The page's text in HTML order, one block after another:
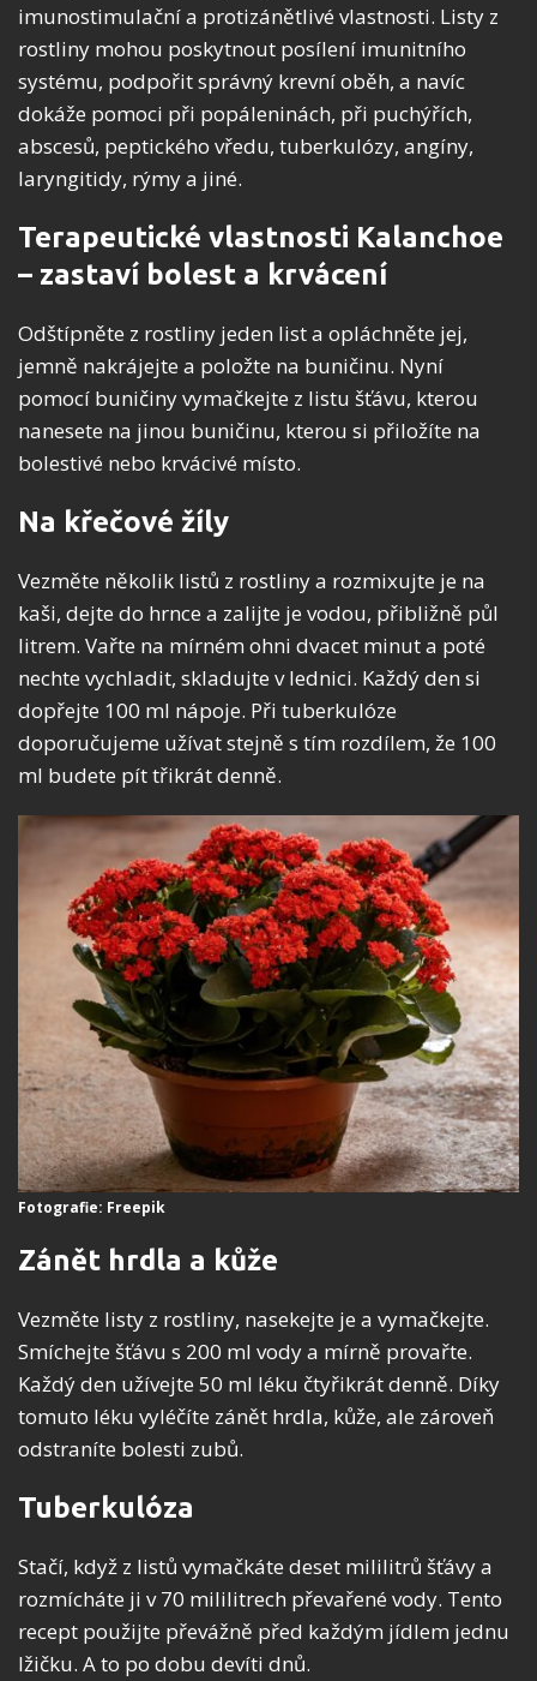
imunostimulační a protizánětlivé vlastnosti. Listy z
rostliny mohou poskytnout posílení imunitního
systému, podpořit správný krevní oběh, a navíc
dokáže pomoci při popáleninách, při puchýřích,
abscesů, peptického vředu, tuberkulózy, angíny,
laryngitidy, rýmy a jiné.
Terapeutické vlastnosti Kalanchoe
– zastaví bolest a krvácení
Odštípněte z rostliny jeden list a opláchněte jej,
jemně nakrájejte a položte na buničinu. Nyní
pomocí buničiny vymačkejte z listu šťávu, kterou
nanesete na jinou buničinu, kterou si přiložíte na
bolestivé nebo krvácivé místo.
Na křečové žíly
Vezměte několik listů z rostliny a rozmixujte je na
kaši, dejte do hrnce a zalijte je vodou, přibližně půl
litrem. Vařte na mírném ohni dvacet minut a poté
nechte vychladit, skladujte v lednici. Každý den si
dopřejte 100 ml nápoje. Při tuberkulóze
doporučujeme užívat stejně s tím rozdílem, že 100
ml budete pít třikrát denně.
Fotografie: Freepik
Zánět hrdla a kůže
Vezměte listy z rostliny, nasekejte je a vymačkejte.
Smíchejte šťávu s 200 ml vody a mírně provařte.
Každý den užívejte 50 ml léku čtyřikrát denně. Díky
tomuto léku vyléčíte zánět hrdla, kůže, ale zároveň
odstraníte bolesti zubů.
Tuberkulóza
Stačí, když z listů vymačkáte deset mililitrů šťávy a
rozmícháte ji v 70 mililitrech převařené vody. Tento
recept použijte převážně před každým jídlem jednu
lžičku. A to po dobu devíti dnů.